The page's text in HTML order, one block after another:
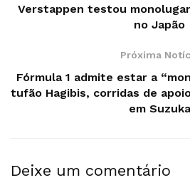
Verstappen testou
no Japão
Próxima
Fórmula 1 admite estar a
tufão Hagibis, corridas de
em Suzuka
Deixe um comentário